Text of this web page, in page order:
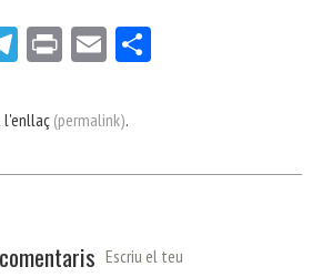
Te
gr
m
Pri E
ail
ei
l'enllaç (permalink).
Escriu el teu